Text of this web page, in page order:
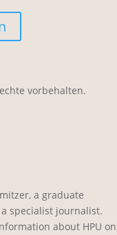
vorbehalten.
a graduate
specialist journalist.
about HPU on